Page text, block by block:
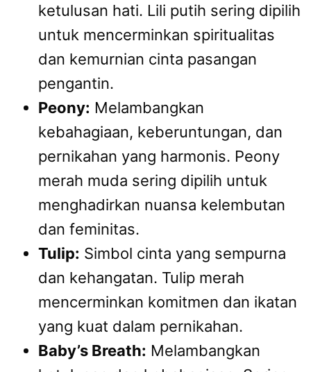
ketulusan hati. Lili putih sering dipilih
untuk mencerminkan spiritualitas
dan kemurnian cinta pasangan
pengantin.
Peony: Melambangkan
kebahagiaan, keberuntungan, dan
pernikahan yang harmonis. Peony
merah muda sering dipilih untuk
menghadirkan nuansa kelembutan
dan feminitas.
Tulip: Simbol cinta yang sempurna
dan kehangatan. Tulip merah
mencerminkan komitmen dan ikatan
yang kuat dalam pernikahan.
Baby’s Breath: Melambangkan